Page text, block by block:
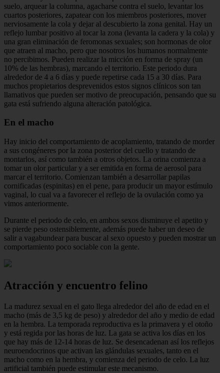
suelo, arquear la columna, agacharse contra el suelo, levantar los
cuartos posteriores, zapatear con los miembros posteriores, mover
nerviosamente la cola y dejar al descubierto la zona genital. Hay un
reflejo lumbar positivo al tocar la zona (levanta la cadera y la cola) y
una gran eliminación de feromonas sexuales; son hormonas de olor
que atraen al macho, pero que nosotros los humanos normalmente
no percibimos. Pueden realizar la micción en forma de spray (un
10% de las hembras), marcando el territorio. Este periodo dura
alrededor de 4 a 6 días y puede repetirse cada 15 a 30 días. Para
muchos propietarios desprevenidos estos signos clínicos son tan
llamativos que pueden ser motivo de preocupación, pensando que su
gata está sufriendo alguna alteración patológica.
En el macho
Hay inicio del comportamiento de acoplamiento, tratando de morder
a sus congéneres por la zona posterior del cuello y tratando de
montarlos, así como también a otros objetos. La orina comienza a
tomar un olor particular y a ser emitida en forma de aerosol para
marcar el territorio. Comienzan también a desarrollar papilas
cornificadas (espinitas) en el pene, para producir un mayor estímulo
vaginal, lo cual va a favorecer el reflejo de la ovulación como ya
vimos anteriormente.
Durante el periodo de celo, en ambos sexos disminuye el apetito y
se pierde peso ostensiblemente, además puede haber un deseo de
salir a vagabundear para buscar al sexo opuesto y pueden mostrar un
comportamiento poco sociable con la gente.
Atracción y encuentro felino
La madurez sexual en el gato llega alrededor del año de edad en el
macho (más de 3,5 kg de peso) y alrededor del año y medio de edad
en la hembra. La temporada reproductiva es la primavera y el otoño
y está regida por las horas de luz. La gata se activa los días en los
que hay más de 12-14 horas de luz. Se desencadenan así los reflejos
neuroendocrinos que activan las glándulas sexuales, tanto en el
macho como en la hembra, y comienza del periodo de celo. La luz
artificial también puede estimular este mecanismo.